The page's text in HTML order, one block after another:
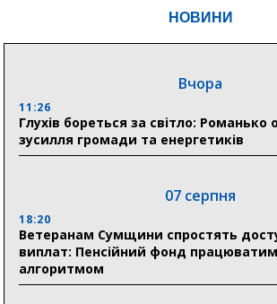
НОВИНИ
Вчора
11:26
Глухів бореться за світло: Романько
зусилля громади та енергетиків
07 серпня
18:20
Ветеранам Сумщини спростять
виплат: Пенсійний фонд
алгоритмом